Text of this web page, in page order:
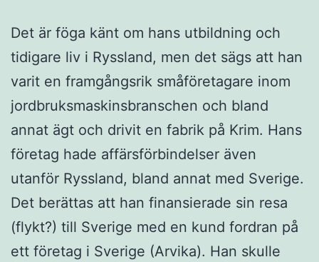
Det är föga känt om hans utbildning och
tidigare liv i Ryssland, men det sägs att han
varit en framgångsrik småföretagare inom
jordbruksmaskinsbranschen och bland
annat ägt och drivit en fabrik på Krim. Hans
företag hade affärsförbindelser även
utanför Ryssland, bland annat med Sverige.
Det berättas att han finansierade sin resa
(flykt?) till Sverige med en kund fordran på
ett företag i Sverige (Arvika). Han skulle